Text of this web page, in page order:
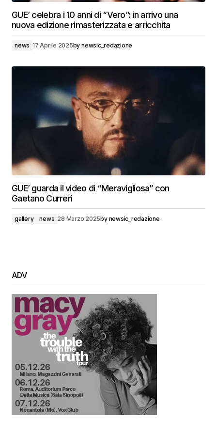
GUE’ celebra i 10 anni di “Vero”: in arrivo una
nuova edizione rimasterizzata e arricchita
news 17 Aprile 2025by newsic_redazione
GUE’ guarda il video di “Meravigliosa” con
Gaetano Curreri
gallery news 28 Marzo 2025by newsic_redazione
ADV